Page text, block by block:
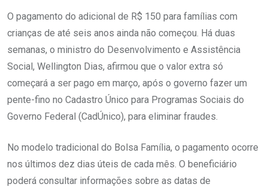
O pagamento do adicional de R$ 150 para famílias com
crianças de até seis anos ainda não começou. Há duas
semanas, o ministro do Desenvolvimento e Assistência
Social, Wellington Dias, afirmou que o valor extra só
começará a ser pago em março, após o governo fazer um
pente-fino no Cadastro Único para Programas Sociais do
Governo Federal (CadÚnico), para eliminar fraudes.
No modelo tradicional do Bolsa Família, o pagamento ocorre
nos últimos dez dias úteis de cada mês. O beneficiário
poderá consultar informações sobre as datas de